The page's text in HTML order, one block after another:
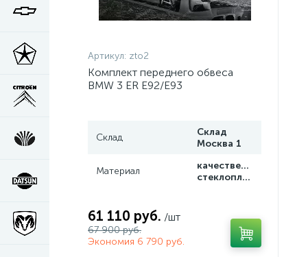
Артикул: zto2
Комплект переднего обвеса
BMW 3 ER E92/E93
Склад
Склад
Москва 1
Материал
качественный
стеклопластик
61 110 руб. /шт
67 900 руб.
Экономия 6 790 руб.